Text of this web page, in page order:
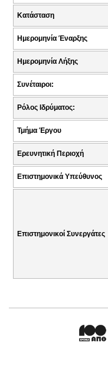
Κατάσταση
Ημερομηνία Έναρξης
Ημερομηνία Λήξης
Συνέταιροι:
Ρόλος Ιδρύματος:
Τμήμα Έργου
Ερευνητική Περιοχή
Επιστημονικά Υπεύθυνος
Επιστημονικοί Συνεργάτες